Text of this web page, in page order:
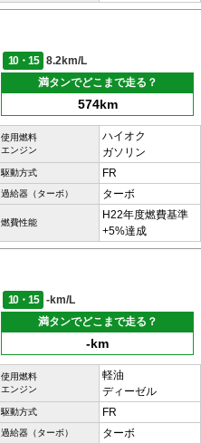
10・15
8.2km/L
満タンでどこまで走る？
574km
使用燃料
エンジン
ハイオク
ガソリン
駆動方式 FR
過給器（ターボ） ターボ
燃費性能
H22年度燃費基準
+5%達成
10・15
-km/L
満タンでどこまで走る？
-km
使用燃料
エンジン
軽油
ディーゼル
駆動方式 FR
過給器（ターボ） ターボ